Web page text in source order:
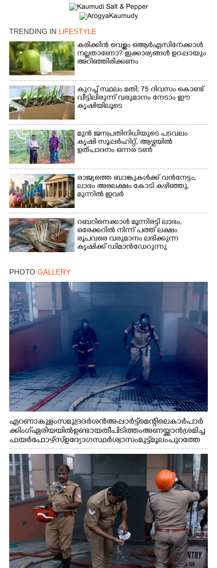
TRENDING IN LIFESTYLE
കരിക്കിൻ വെള്ളം ഒആർഎസിനേക്കാൾ
നല്ലതാണോ? ഇക്കാര്യങ്ങൾ ഉറപ്പായും
അറിഞ്ഞിരിക്കണം
കുറച്ച് സ്ഥലം മതി; 75 ദിവസം കൊണ്ട്
വീട്ടിലിരുന്ന് വരുമാനം നേടാം ഈ
കൃഷിയിലൂടെ
മുൻ ജനപ്രതിനിധിയുടെ പടവലം
കൃഷി സൂപ്പർഹിറ്റ്,​ ആഴ്ചയിൽ
ഉത്പാദനം ഒന്നര ടൺ
രാജ്യത്തെ ബാങ്കുകൾക്ക് വൻനേട്ടം,​
ലാഭം അരലക്ഷം കോടി കഴിഞ്ഞു,​
മുന്നിൽ ഇവർ
റബറിനെക്കാൾ മൂന്നിരട്ടി ലാഭം,​
ഒരേക്കറിൽ നിന്ന് പത്ത് ലക്ഷം
രൂപവരെ വരുമാനം ലഭിക്കുന്ന
കൃഷിക്ക് ഡിമാൻഡേറുന്നു
PHOTO GALLERY
എറണാകുളം സമുദ്ര ദർശൻ അപ്പാർട്ട്മെന്റിലെ കാർ പാർ
ക്കിംഗ് ഏരിയയിൽ ഉണ്ടായ തീപിടിത്തം അണയ്ക്കാൻ ശ്രമിച്ച
ഫയർഫോഴ്സ് ഉദ്യോഗസ്ഥർ ശ്വാസം മുട്ട് മൂലം പുറത്തേ
ക്കിറങ്ങി വരുന്നു
Copy Link